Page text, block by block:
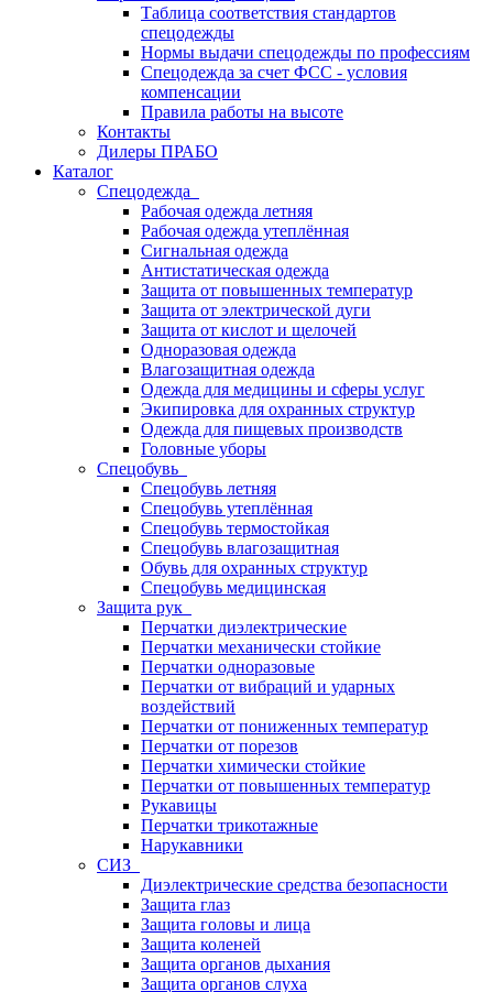
Таблица соответствия стандартов
спецодежды
Нормы выдачи спецодежды по профессиям
Спецодежда за счет ФСС - условия
компенсации
Правила работы на высоте
Контакты
Дилеры ПРАБО
Каталог
Спецодежда
Рабочая одежда летняя
Рабочая одежда утеплённая
Сигнальная одежда
Антистатическая одежда
Защита от повышенных температур
Защита от электрической дуги
Защита от кислот и щелочей
Одноразовая одежда
Влагозащитная одежда
Одежда для медицины и сферы услуг
Экипировка для охранных структур
Одежда для пищевых производств
Головные уборы
Спецобувь
Спецобувь летняя
Спецобувь утеплённая
Спецобувь термостойкая
Спецобувь влагозащитная
Обувь для охранных структур
Спецобувь медицинская
Защита рук
Перчатки диэлектрические
Перчатки механически стойкие
Перчатки одноразовые
Перчатки от вибраций и ударных
воздействий
Перчатки от пониженных температур
Перчатки от порезов
Перчатки химически стойкие
Перчатки от повышенных температур
Рукавицы
Перчатки трикотажные
Нарукавники
СИЗ
Диэлектрические средства безопасности
Защита глаз
Защита головы и лица
Защита коленей
Защита органов дыхания
Защита органов слуха